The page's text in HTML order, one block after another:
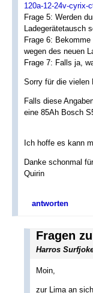
120a-12-24v-cyrix-
Frage 5: Werden
Ladegerätetausch
Frage 6:
wegen des neuen
Frage 7: Falls ja,
Sorry für die vielen
Falls diese
eine 85Ah Bosch
Ich hoffe es kann
Danke schonmal
Quirin
antworten
Fragen
Harros
Moin,
zur Lima an